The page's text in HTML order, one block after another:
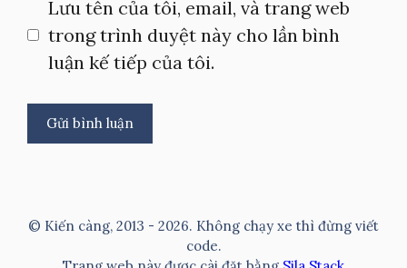
Lưu tên của tôi, email, và trang web
trong trình duyệt này cho lần bình
luận kế tiếp của tôi.
t
© Kiến càng, 2013 - 2026. Không chạy xe thì đừng viết
code.